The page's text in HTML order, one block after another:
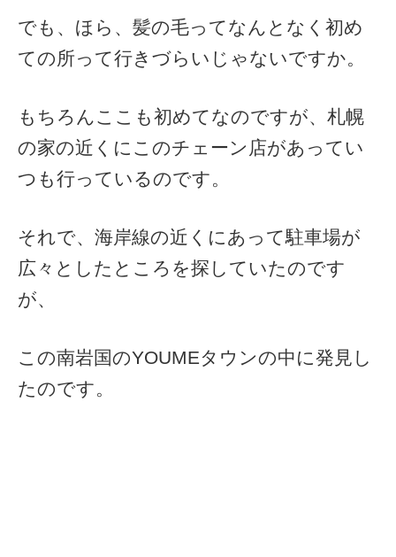
でも、ほら、髪の毛ってなんとなく初め
ての所って行きづらいじゃないですか。
もちろんここも初めてなのですが、札幌
の家の近くにこのチェーン店があってい
つも行っているのです。
それで、海岸線の近くにあって駐車場が
広々としたところを探していたのです
が、
この南岩国のYOUMEタウンの中に発見し
たのです。